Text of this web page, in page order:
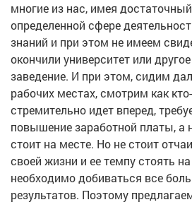
многие из нас, имея
определенной сфере
знаний и при этом не имеем
окончили университет или
заведение. И при этом, сидим
рабочих местах, смотрим как
стремительно идет вперед,
повышение заработной платы, а
стоит на месте. Но не стоит
своей жизни и ее темпу стоять
необходимо добиваться все
результатов. Поэтому